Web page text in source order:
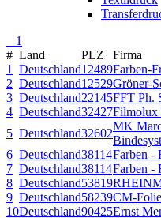
1
# Land PLZ
Firma
1 Deutschland12489Farben-
2 Deutschland12529Gröner-
3 Deutschland22145FFT Ph.
4 Deutschland32427Filmolux
5 Deutschland32602
MK
6 Deutschland38114Farben -
7 Deutschland38114Farben -
8 Deutschland53819
9 Deutschland58239CM-
10Deutschland90425Ernst